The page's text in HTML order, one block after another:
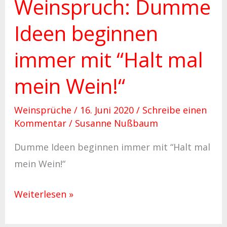
Weinspruch: Dumme
Ideen beginnen
immer mit “Halt mal
mein Wein!“
Weinsprüche / 16. Juni 2020 / Schreibe einen
Kommentar / Susanne Nußbaum
Dumme Ideen beginnen immer mit “Halt mal
mein Wein!“
Weiterlesen »